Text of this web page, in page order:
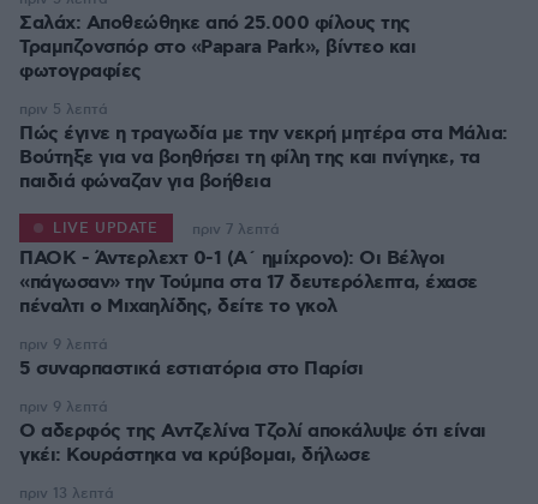
Σαλάχ: Αποθεώθηκε από 25.000 φίλους της
Τραμπζονσπόρ στο «Papara Park», βίντεο και
φωτογραφίες
Πώς έγινε η τραγωδία με την νεκρή μητέρα στα Μάλια:
Βούτηξε για να βοηθήσει τη φίλη της και πνίγηκε, τα
παιδιά φώναζαν για βοήθεια
πριν 5 λεπτά
ΠΑΟΚ - Άντερλεχτ 0-1 (Α΄ ημίχρονο): Οι Βέλγοι
«πάγωσαν» την Τούμπα στα 17 δευτερόλεπτα, έχασε
LIVE UPDATE πριν 7 λεπτά
5 συναρπαστικά εστιατόρια στο Παρίσι
πριν 9 λεπτά
Ο αδερφός της Αντζελίνα Τζολί αποκάλυψε ότι είναι
γκέι: Κουράστηκα να κρύβομαι, δήλωσε
πριν 9 λεπτά
πριν 13 λεπτά